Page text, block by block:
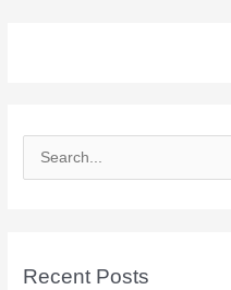
e
c
Recent Posts